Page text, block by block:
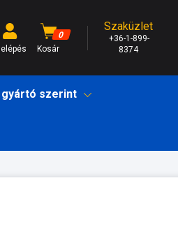
0
Kosár
Szaküzlet
+36-1-899-
8374
szerint